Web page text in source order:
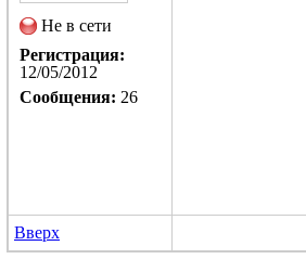
Не в сети
Регистрация:
12/05/2012
Сообщения: 26
Вверх